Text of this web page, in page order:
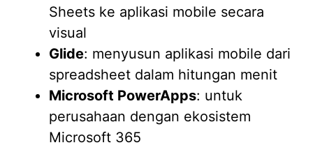
Sheets ke aplikasi mobile secara
visual
Glide: menyusun aplikasi mobile dari
spreadsheet dalam hitungan menit
Microsoft PowerApps: untuk
perusahaan dengan ekosistem
Microsoft 365